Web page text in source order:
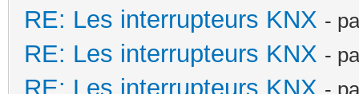
RE: Les interrupteurs KNX -
RE: Les interrupteurs KNX -
RE: Les interrupteurs KNX -